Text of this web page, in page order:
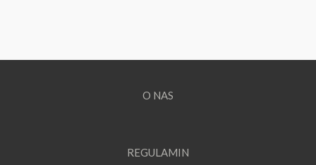
O NAS
REGULAMIN